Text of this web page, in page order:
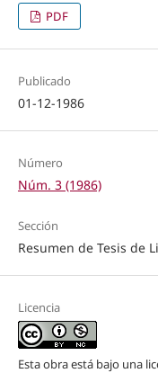
PDF
Publicado
01-12-1986
Número
Núm. 3 (1986)
Sección
Resumen de Tesis de
Licencia
Esta obra está bajo una